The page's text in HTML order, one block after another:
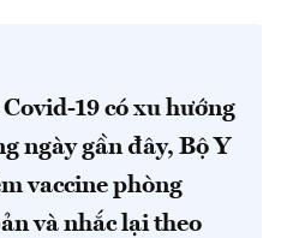
19 có xu hướng
ngày gần đây, Bộ Y
vaccine phòng
và nhắc lại theo